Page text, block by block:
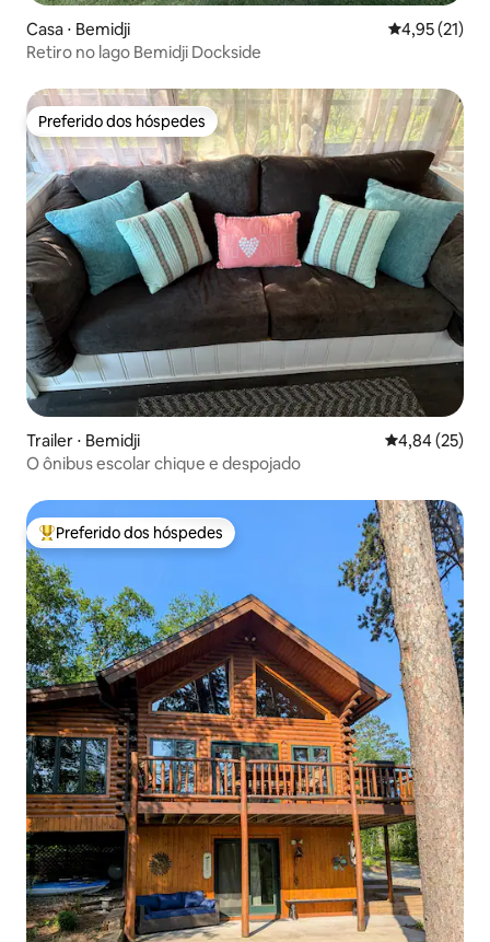
Casa ⋅ Bemidji 4,95 de uma
4,95 (21)
Retiro no lago Bemidji Dockside
Preferido dos hóspedes
Preferido dos hóspedes
Trailer ⋅ Bemidji 4,84 de uma
4,84 (25)
O ônibus escolar chique e despojado
Entre os melhores preferidos dos hóspedes
Preferido dos hóspedes